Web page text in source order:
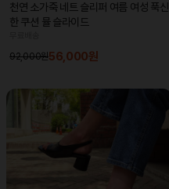
천연 소가죽 네트 슬리퍼 여름 여성 푹신
한 쿠션 뮬 슬라이드
92,000원56,000원